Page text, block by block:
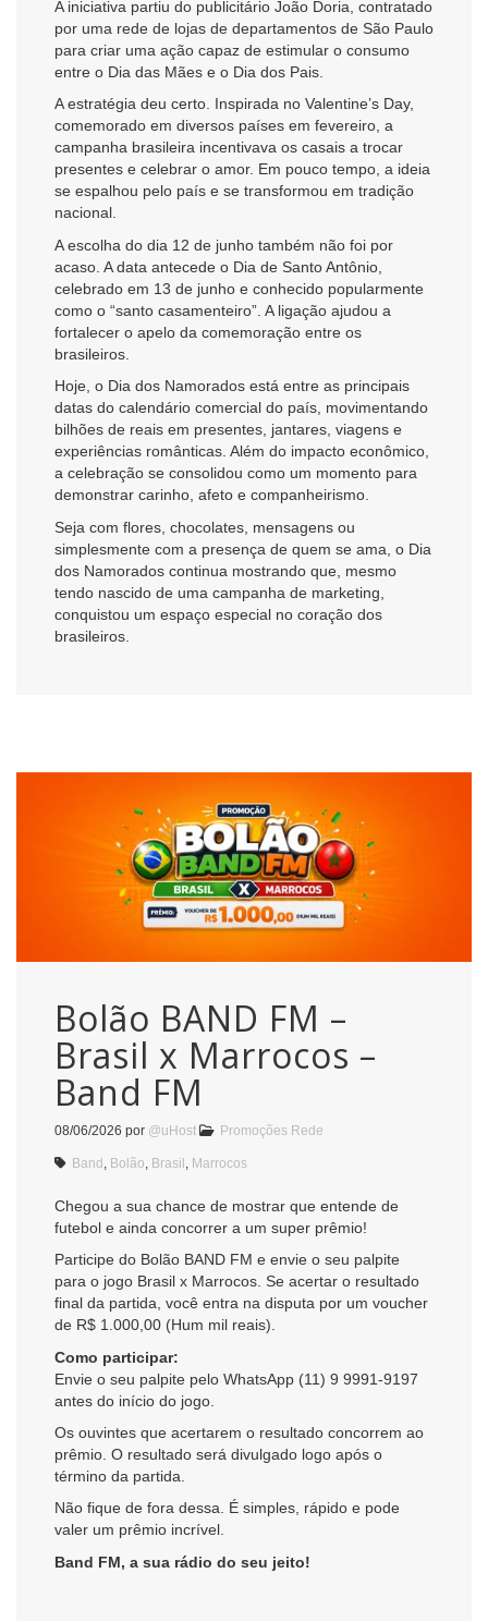
A iniciativa partiu do publicitário João Doria, contratado
por uma rede de lojas de departamentos de São Paulo
para criar uma ação capaz de estimular o consumo
entre o Dia das Mães e o Dia dos Pais.
A estratégia deu certo. Inspirada no Valentine’s Day,
comemorado em diversos países em fevereiro, a
campanha brasileira incentivava os casais a trocar
presentes e celebrar o amor. Em pouco tempo, a ideia
se espalhou pelo país e se transformou em tradição
nacional.
A escolha do dia 12 de junho também não foi por
acaso. A data antecede o Dia de Santo Antônio,
celebrado em 13 de junho e conhecido popularmente
como o “santo casamenteiro”. A ligação ajudou a
fortalecer o apelo da comemoração entre os
brasileiros.
Hoje, o Dia dos Namorados está entre as principais
datas do calendário comercial do país, movimentando
bilhões de reais em presentes, jantares, viagens e
experiências românticas. Além do impacto econômico,
a celebração se consolidou como um momento para
demonstrar carinho, afeto e companheirismo.
Seja com flores, chocolates, mensagens ou
simplesmente com a presença de quem se ama, o Dia
dos Namorados continua mostrando que, mesmo
tendo nascido de uma campanha de marketing,
conquistou um espaço especial no coração dos
brasileiros.
Bolão BAND FM –
Brasil x Marrocos –
Band FM
08/06/2026 por @uHost Promoções Rede
Band , Bolão, Brasil , Marrocos
Chegou a sua chance de mostrar que entende de
futebol e ainda concorrer a um super prêmio!
Participe do Bolão BAND FM e envie o seu palpite
para o jogo Brasil x Marrocos. Se acertar o resultado
final da partida, você entra na disputa por um voucher
de R$ 1.000,00 (Hum mil reais).
Como participar:
Envie o seu palpite pelo WhatsApp (11) 9 9991-9197
antes do início do jogo.
Os ouvintes que acertarem o resultado concorrem ao
prêmio. O resultado será divulgado logo após o
término da partida.
Não fique de fora dessa. É simples, rápido e pode
valer um prêmio incrível.
Band FM, a sua rádio do seu jeito!